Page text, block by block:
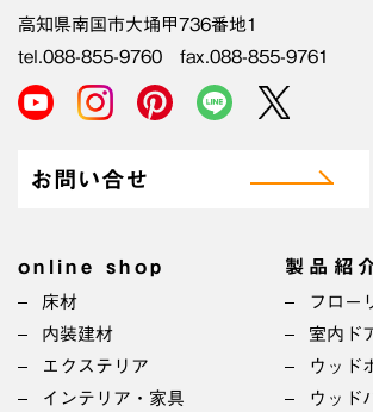
高知県南国市大埇甲736番地1
tel.088-855-9760 fax.088-855-9761
お問い合せ
online shop
床材
内装建材
エクステリア
インテリア・家具
製品紹
フロー
室内ド
ウッド
ウッド